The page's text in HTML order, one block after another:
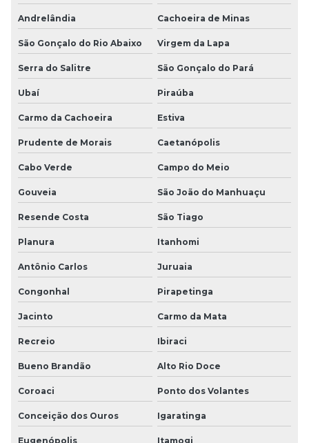
Andrelândia Cachoeira de Minas
São Gonçalo do Rio Abaixo Virgem da Lapa
Serra do Salitre São Gonçalo do Pará
Ubaí Piraúba
Carmo da Cachoeira Estiva
Prudente de Morais Caetanópolis
Cabo Verde Campo do Meio
Gouveia São João do Manhuaçu
Resende Costa São Tiago
Planura Itanhomi
Antônio Carlos Juruaia
Congonhal Pirapetinga
Jacinto Carmo da Mata
Recreio Ibiraci
Bueno Brandão Alto Rio Doce
Coroaci Ponto dos Volantes
Conceição dos Ouros Igaratinga
Eugenópolis Itamogi